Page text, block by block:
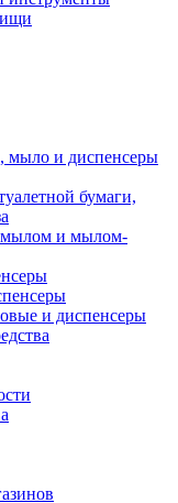
мыло и диспенсеры
бумаги,
и мылом-
и диспенсеры